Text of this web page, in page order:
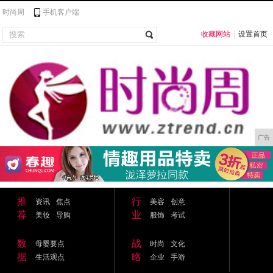
时尚周 手机客户端
收藏网站 设置首页
广告
推
荐
资讯
焦点
美妆
导购
行
业
美容
创意
服饰
考试
数
据
母婴要点
生活观点
战
略
时尚
文化
企业
手游